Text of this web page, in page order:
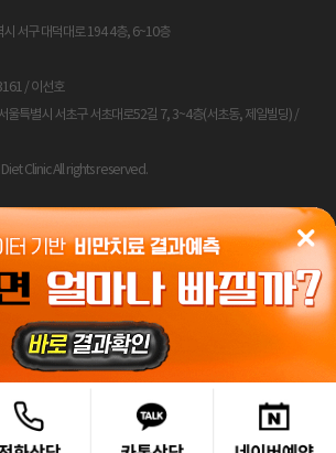
서구 대덕대로 194 4층, 6~10층
/ 이선호
울특별시 서초구 서초대로52길 7, 3~4층(서초동, 제일빌딩) /
Clinic All rights reserved.